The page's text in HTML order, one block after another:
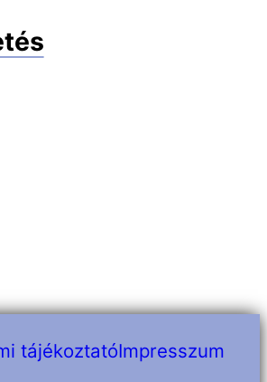
tájékoztatóImpresszum